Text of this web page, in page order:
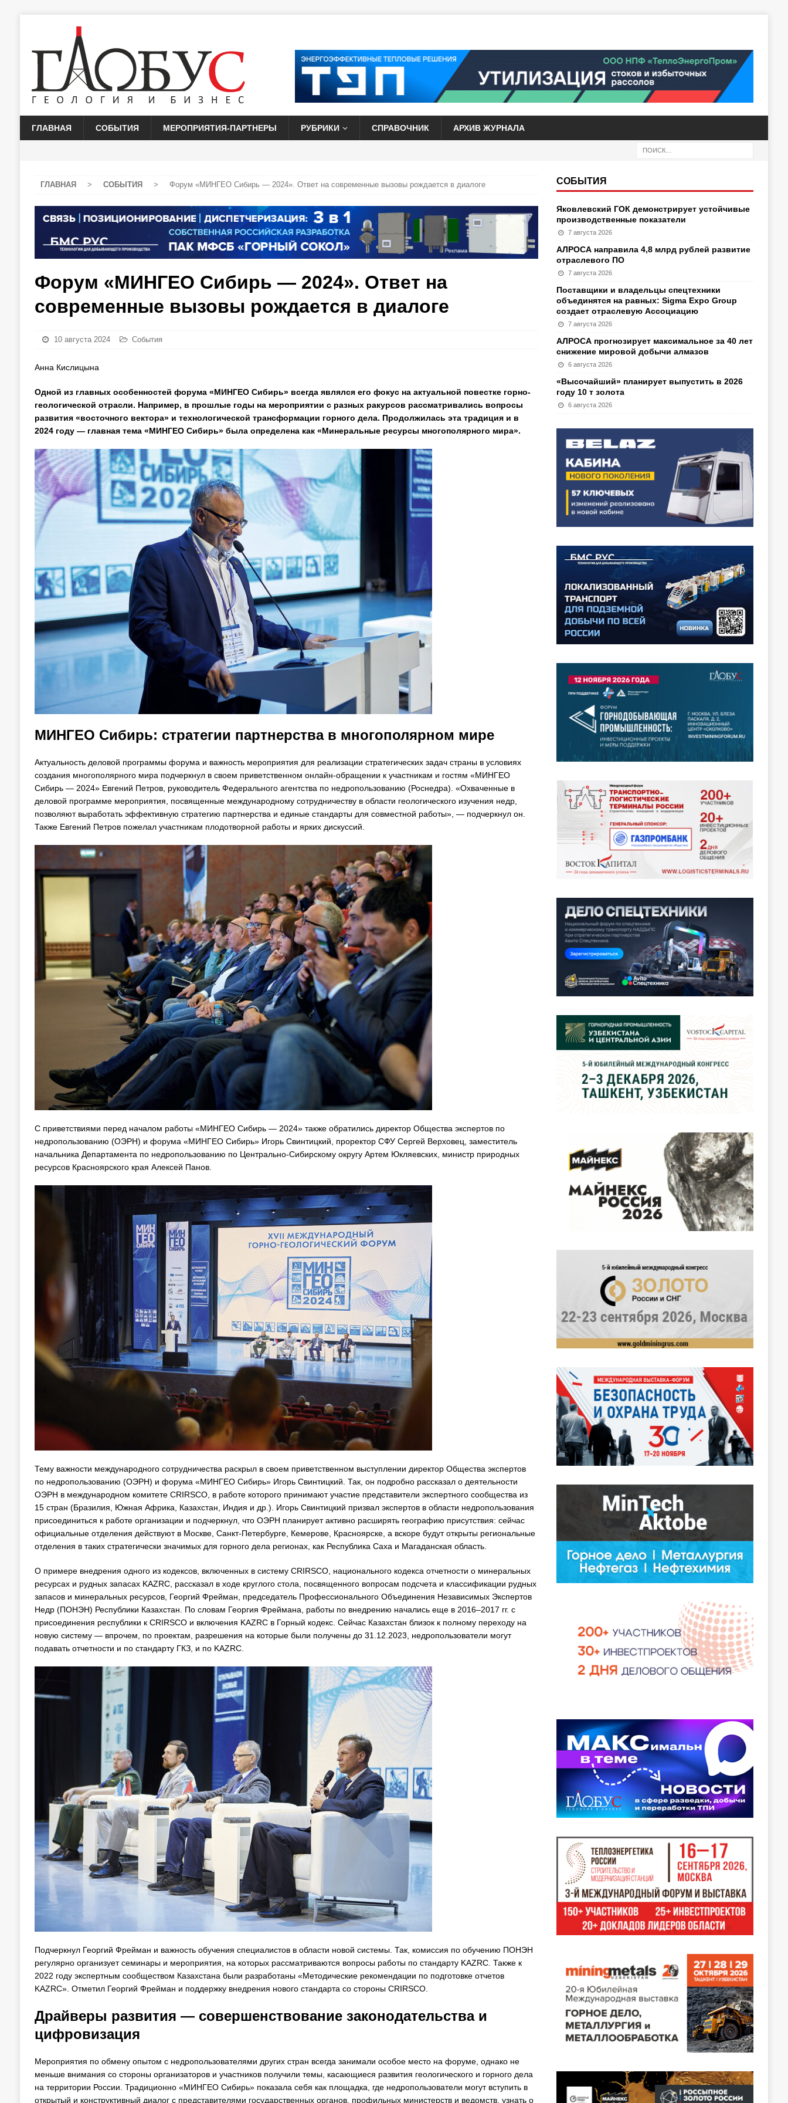
ГЛАВНАЯ СОБЫТИЯ МЕРОПРИЯТИЯ-ПАРТНЕРЫ РУБРИКИ СПРАВОЧНИК АРХИВ ЖУРНАЛА
ГЛАВНАЯ > СОБЫТИЯ > Форум «МИНГЕО Сибирь — 2024». Ответ на современные вызовы рождается в диалоге
Форум «МИНГЕО Сибирь — 2024». Ответ на
современные вызовы рождается в диалоге
10 августа 2024 События
Анна Кислицына
Одной из главных особенностей форума «МИНГЕО Сибирь» всегда являлся его фокус на актуальной повестке горно-
геологической отрасли. Например, в прошлые годы на мероприятии с разных ракурсов рассматривались вопросы
развития «восточного вектора» и технологической трансформации горного дела. Продолжилась эта традиция и в
2024 году — главная тема «МИНГЕО Сибирь» была определена как «Минеральные ресурсы многополярного мира».
МИНГЕО Сибирь: стратегии партнерства в многополярном мире
Актуальность деловой программы форума и важность мероприятия для реализации стратегических задач страны в условиях
создания многополярного мира подчеркнул в своем приветственном онлайн-обращении к участникам и гостям «МИНГЕО
Сибирь — 2024» Евгений Петров, руководитель Федерального агентства по недропользованию (Роснедра). «Охваченные в
деловой программе мероприятия, посвященные международному сотрудничеству в области геологического изучения недр,
позволяют выработать эффективную стратегию партнерства и единые стандарты для совместной работы», — подчеркнул он.
Также Евгений Петров пожелал участникам плодотворной работы и ярких дискуссий.
С приветствиями перед началом работы «МИНГЕО Сибирь — 2024» также обратились директор Общества экспертов по
недропользованию (ОЭРН) и форума «МИНГЕО Сибирь» Игорь Свинтицкий, проректор СФУ Сергей Верховец, заместитель
начальника Департамента по недропользованию по Центрально-Сибирскому округу Артем Юкляевских, министр природных
ресурсов Красноярского края Алексей Панов.
Тему важности международного сотрудничества раскрыл в своем приветственном выступлении директор Общества экспертов
по недропользованию (ОЭРН) и форума «МИНГЕО Сибирь» Игорь Свинтицкий. Так, он подробно рассказал о деятельности
ОЭРН в международном комитете CRIRSCO, в работе которого принимают участие представители экспертного сообщества из
15 стран (Бразилия, Южная Африка, Казахстан, Индия и др.). Игорь Свинтицкий призвал экспертов в области недропользования
присоединиться к работе организации и подчеркнул, что ОЭРН планирует активно расширять географию присутствия: сейчас
официальные отделения действуют в Москве, Санкт-Петербурге, Кемерове, Красноярске, а вскоре будут открыты региональные
отделения в таких стратегически значимых для горного дела регионах, как Республика Саха и Магаданская область.
О примере внедрения одного из кодексов, включенных в систему CRIRSCO, национального кодекса отчетности о минеральных
ресурсах и рудных запасах KAZRC, рассказал в ходе круглого стола, посвященного вопросам подсчета и классификации рудных
запасов и минеральных ресурсов, Георгий Фрейман, председатель Профессионального Объединения Независимых Экспертов
Недр (ПОНЭН) Республики Казахстан. По словам Георгия Фреймана, работы по внедрению начались еще в 2016–2017 гг. с
присоединения республики к CRIRSCO и включения KAZRC в Горный кодекс. Сейчас Казахстан близок к полному переходу на
новую систему — впрочем, по проектам, разрешения на которые были получены до 31.12.2023, недропользователи могут
подавать отчетности и по стандарту ГКЗ, и по KAZRC.
Подчеркнул Георгий Фрейман и важность обучения специалистов в области новой системы. Так, комиссия по обучению ПОНЭН
регулярно организует семинары и мероприятия, на которых рассматриваются вопросы работы по стандарту KAZRC. Также к
2022 году экспертным сообществом Казахстана были разработаны «Методические рекомендации по подготовке отчетов
KAZRC». Отметил Георгий Фрейман и поддержку внедрения нового стандарта со стороны CRIRSCO.
Драйверы развития — совершенствование законодательства и
цифровизация
Мероприятия по обмену опытом с недропользователями других стран всегда занимали особое место на форуме, однако не
меньше внимания со стороны организаторов и участников получили темы, касающиеся развития геологического и горного дела
на территории России. Традиционно «МИНГЕО Сибирь» показала себя как площадка, где недропользователи могут вступить в
открытый и конструктивный диалог с представителями государственных органов, профильных министерств и ведомств, узнать о
СОБЫТИЯ
Яковлевский ГОК демонстрирует устойчивые
производственные показатели
7 августа 2026
АЛРОСА направила 4,8 млрд рублей развитие
отраслевого ПО
7 августа 2026
Поставщики и владельцы спецтехники
объединятся на равных: Sigma Expo Group
создает отраслевую Ассоциацию
7 августа 2026
АЛРОСА прогнозирует максимальное за 40 лет
снижение мировой добычи алмазов
6 августа 2026
«Высочайший» планирует выпустить в 2026
году 10 т золота
6 августа 2026